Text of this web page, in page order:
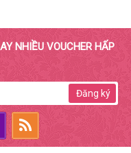
NHIỀU VOUCHER HẤP
Đăng ký